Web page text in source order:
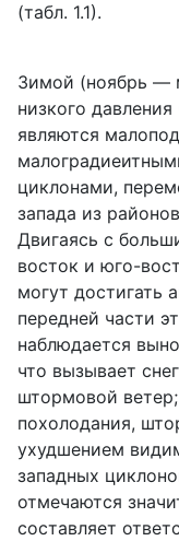
(табл. 1.1).
Зимой (ноябрь —
низкого
являются
циклонами,
запада из
Двигаясь с
восток и юго-
могут достигать
передней части
наблюдается
что вызывает
штормовой
похолодания,
ухудшением
западных
отмечаются
составляет